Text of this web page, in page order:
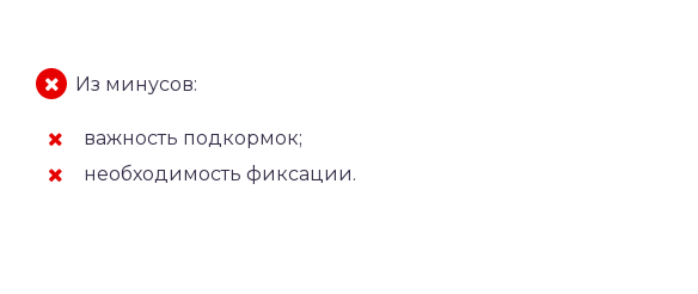
Из минусов:
важность подкормок;
необходимость фиксации.